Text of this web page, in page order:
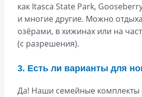
как Itasca State Park,
и многие другие. Можно
озёрами, в хижинах или на
(с разрешения).
3. Есть ли варианты для
Да! Наши семейные комплекты